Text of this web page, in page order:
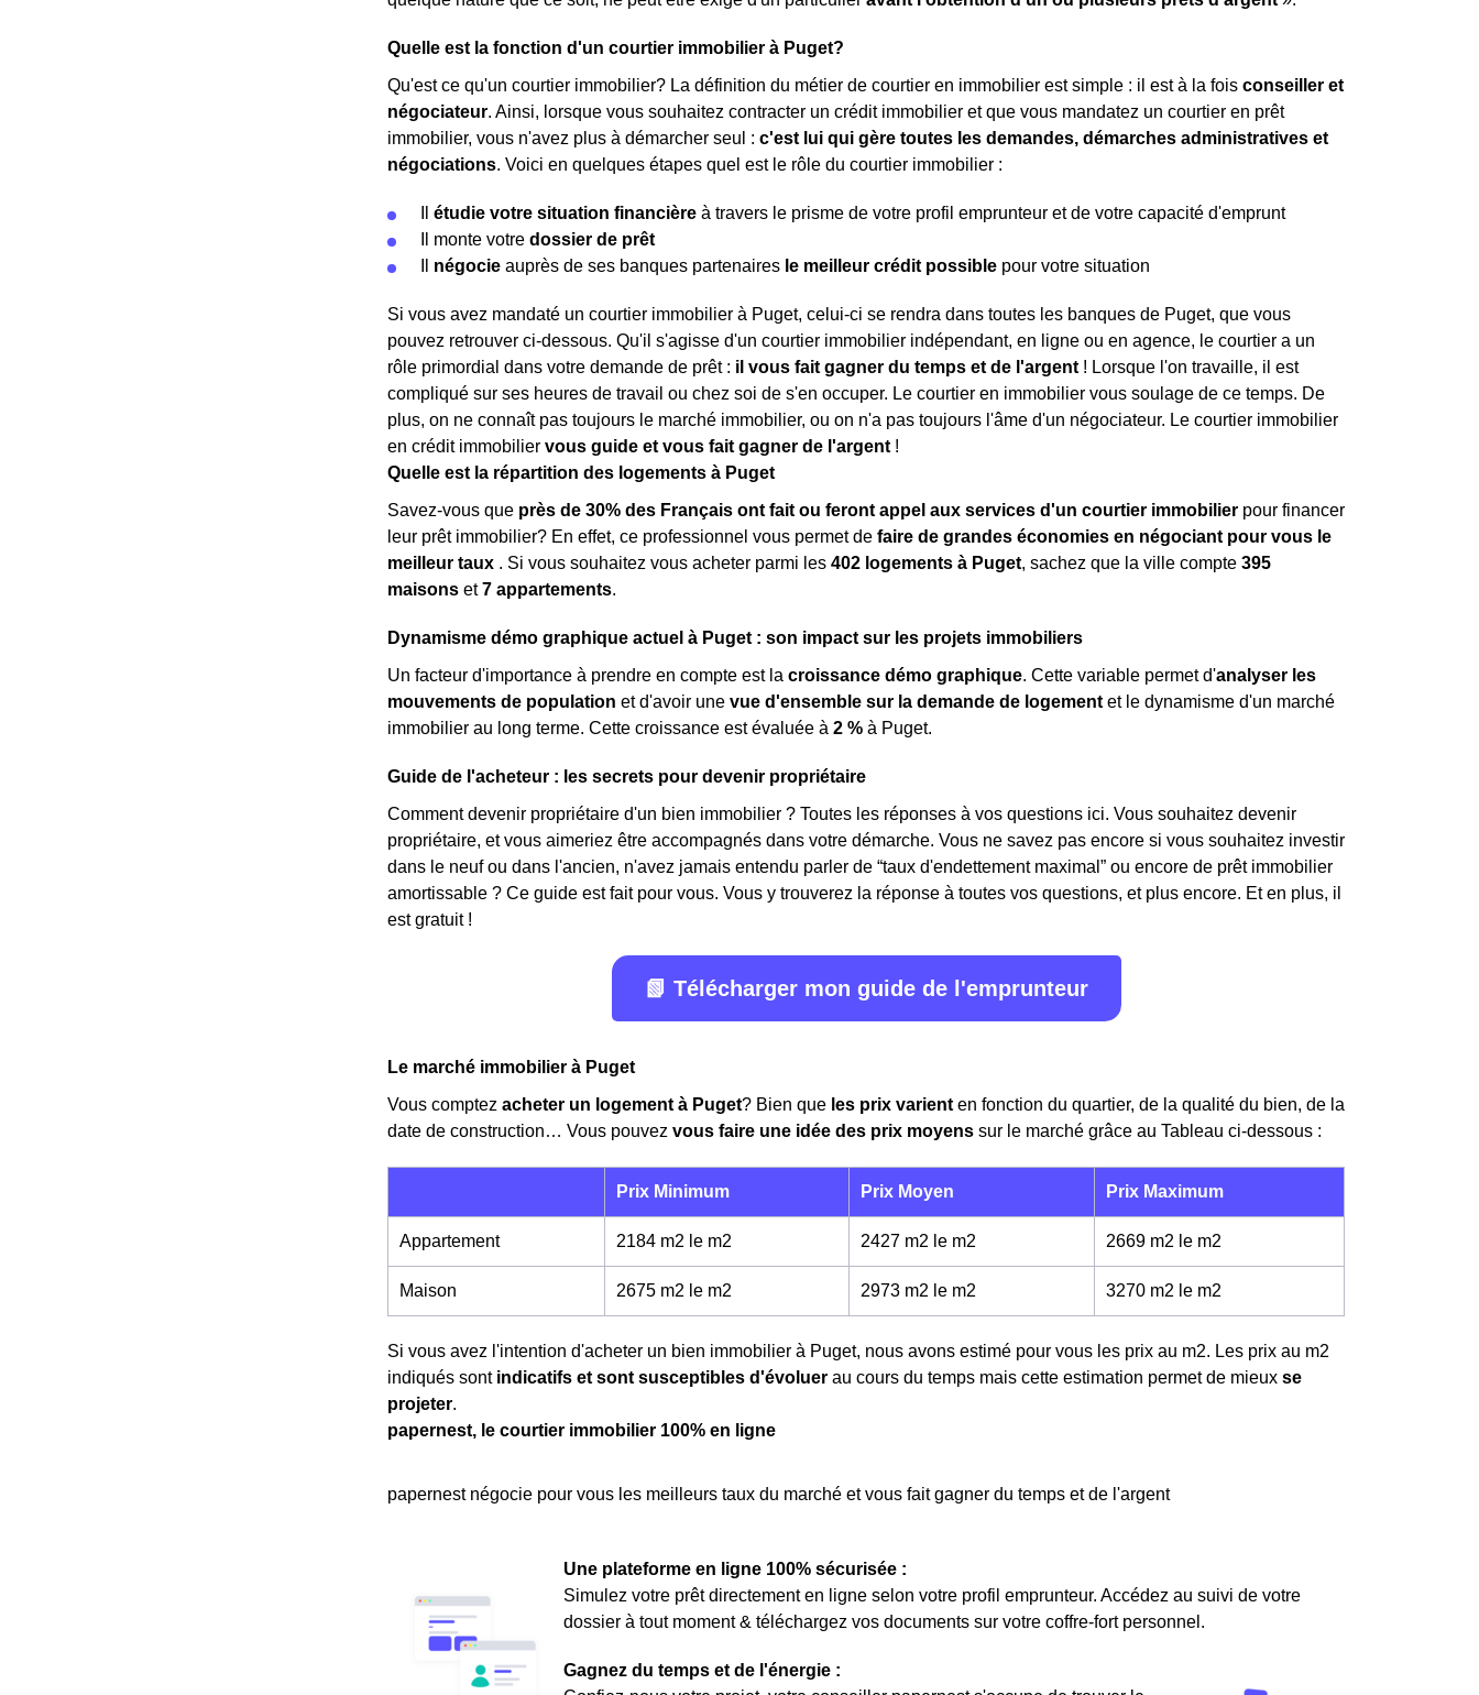
Quelle est la fonction d'un courtier immobilier à Puget?
Qu'est ce qu'un courtier immobilier? La définition du métier de courtier en immobilier est simple : il est à la fois conseiller et
négociateur. Ainsi, lorsque vous souhaitez contracter un crédit immobilier et que vous mandatez un courtier en prêt
immobilier, vous n'avez plus à démarcher seul : c'est lui qui gère toutes les demandes, démarches administratives et
négociations. Voici en quelques étapes quel est le rôle du courtier immobilier :
étudie votre situation financière à travers le prisme de votre profil emprunteur et de votre capacité d'emprunt
Il monte votre dossier de prêt
négocie auprès de ses banques partenaires le meilleur crédit possible pour votre situation
Si vous avez mandaté un courtier immobilier à Puget, celui-ci se rendra dans toutes les banques de Puget, que vous
pouvez retrouver ci-dessous. Qu'il s'agisse d'un courtier immobilier indépendant, en ligne ou en agence, le courtier a un
rôle primordial dans votre demande de prêt : il vous fait gagner du temps et de l'argent ! Lorsque l'on travaille, il est
compliqué sur ses heures de travail ou chez soi de s'en occuper. Le courtier en immobilier vous soulage de ce temps. De
plus, on ne connaît pas toujours le marché immobilier, ou on n'a pas toujours l'âme d'un négociateur. Le courtier immobilier
en crédit immobilier vous guide et vous fait gagner de l'argent !
Quelle est la répartition des logements à Puget
Savez-vous que près de 30% des Français ont fait ou feront appel aux services d'un courtier immobilier pour financer
leur prêt immobilier? En effet, ce professionnel vous permet de faire de grandes économies en négociant pour vous le
meilleur taux . Si vous souhaitez vous acheter parmi les 402 logements à Puget, sachez que la ville compte 395
maisons et7 appartements.
Dynamisme démo graphique actuel à Puget : son impact sur les projets immobiliers
Un facteur d'importance à prendre en compte est la croissance démo graphique. Cette variable permet d'analyser les
mouvements de population et d'avoir une vue d'ensemble sur la demande de logement et le dynamisme d'un marché
immobilier au long terme. Cette croissance est évaluée à 2 % à Puget.
Guide de l'acheteur : les secrets pour devenir propriétaire
Comment devenir propriétaire d'un bien immobilier ? Toutes les réponses à vos questions ici. Vous souhaitez devenir
propriétaire, et vous aimeriez être accompagnés dans votre démarche. Vous ne savez pas encore si vous souhaitez investir
dans le neuf ou dans l'ancien, n'avez jamais entendu parler de “taux d'endettement maximal” ou encore de prêt immobilier
amortissable ? Ce guide est fait pour vous. Vous y trouverez la réponse à toutes vos questions, et plus encore. Et en plus, il
est gratuit !
📗 Télécharger mon guide de l'emprunteur
Le marché immobilier à Puget
Vous comptez acheter un logement à Puget? Bien que les prix varient en fonction du quartier, de la qualité du bien, de la
date de construction… Vous pouvez vous faire une idée des prix moyens sur le marché grâce au Tableau ci-dessous :
Prix Minimum Prix Moyen Prix Maximum
Appartement 2184 m2 le m2 2427 m2 le m2 2669 m2 le m2
Maison 2675 m2 le m2 2973 m2 le m2 3270 m2 le m2
Si vous avez l'intention d'acheter un bien immobilier à Puget, nous avons estimé pour vous les prix au m2. Les prix au m2
indiqués sont indicatifs et sont susceptibles d'évoluer au cours du temps mais cette estimation permet de mieux se
projeter.
papernest, le courtier immobilier 100% en ligne
papernest négocie pour vous les meilleurs taux du marché et vous fait gagner du temps et de l'argent
Une plateforme en ligne 100% sécurisée :
Simulez votre prêt directement en ligne selon votre profil emprunteur. Accédez au suivi de votre
dossier à tout moment & téléchargez vos documents sur votre coffre-fort personnel.
Gagnez du temps et de l'énergie :